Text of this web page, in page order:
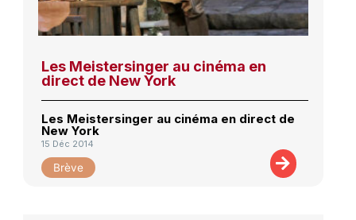
Les Meistersinger au cinéma en
direct de New York
Les Meistersinger au cinéma en direct de
New York
15 Déc 2014
Brève